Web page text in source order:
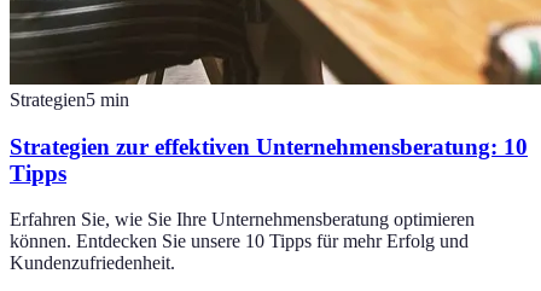
Strategien5 min
Strategien zur effektiven Unternehmensberatung: 10
Tipps
Erfahren Sie, wie Sie Ihre Unternehmensberatung optimieren
können. Entdecken Sie unsere 10 Tipps für mehr Erfolg und
Kundenzufriedenheit.